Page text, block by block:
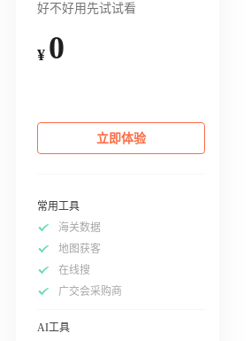
好不好用先试试看
¥ 0
立即体验
常用工具
海关数据
地图获客
在线搜
广交会采购商
AI工具